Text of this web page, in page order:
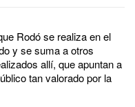
Rodó se realiza en el
y se suma a otros
allí, que apuntan a
tan valorado por la